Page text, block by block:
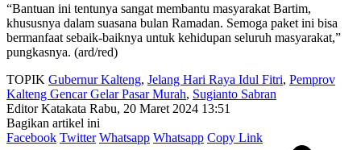
“Bantuan ini tentunya sangat membantu masyarakat Bartim,
khususnya dalam suasana bulan Ramadan. Semoga paket ini bisa
bermanfaat sebaik-baiknya untuk kehidupan seluruh masyarakat,”
pungkasnya. (ard/red)
TOPIK Gubernur Kalteng, Jelang Hari Raya Idul Fitri, Pemprov
Kalteng Gencar Gelar Pasar Murah, Sugianto Sabran
Editor Katakata Rabu, 20 Maret 2024 13:51
Bagikan artikel ini
Facebook Twitter Whatsapp Whatsapp Copy Link